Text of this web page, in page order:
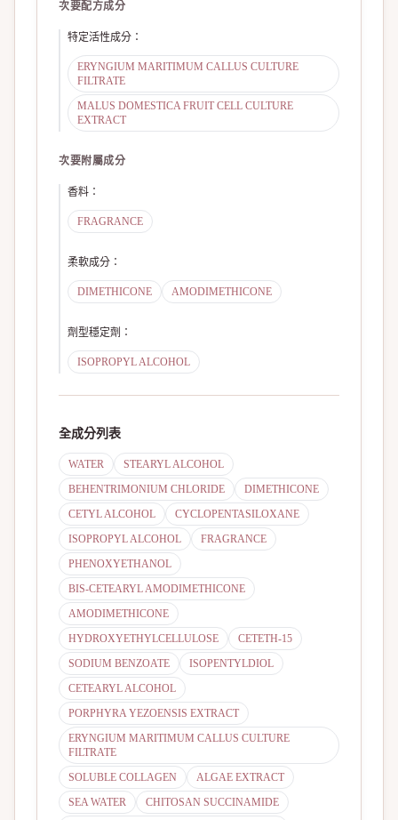
次要配方成分
特定活性成分 ：
ERYNGIUM MARITIMUM CALLUS CULTURE
FILTRATE
MALUS DOMESTICA FRUIT CELL CULTURE
EXTRACT
次要附屬成分
香料 ：
FRAGRANCE
柔軟成分 ：
DIMETHICONE AMODIMETHICONE
劑型穩定劑 ：
ISOPROPYL ALCOHOL
全成分列表
WATER
STEARYL ALCOHOL
BEHENTRIMONIUM CHLORIDE
DIMETHICONE
CETYL ALCOHOL
CYCLOPENTASILOXANE
ISOPROPYL ALCOHOL
FRAGRANCE
PHENOXYETHANOL
BIS-CETEARYL AMODIMETHICONE
AMODIMETHICONE
HYDROXYETHYLCELLULOSE
CETETH-15
SODIUM BENZOATE
ISOPENTYLDIOL
CETEARYL ALCOHOL
PORPHYRA YEZOENSIS EXTRACT
ERYNGIUM MARITIMUM CALLUS CULTURE
FILTRATE
SOLUBLE COLLAGEN
ALGAE EXTRACT
SEA WATER
CHITOSAN SUCCINAMIDE